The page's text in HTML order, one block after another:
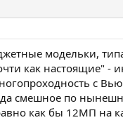
модельки,
как настоящие" -
с
смешное по
как бы 12МП на